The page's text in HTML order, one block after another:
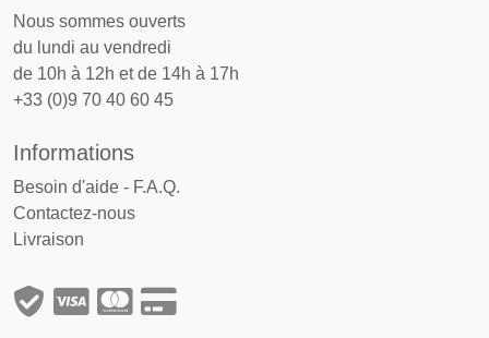
Nous sommes ouverts
du lundi au vendredi
de 10h à 12h et de 14h à 17h
+33 (0)9 70 40 60 45
Informations
Besoin d'aide - F.A.Q.
Contactez-nous
Livraison